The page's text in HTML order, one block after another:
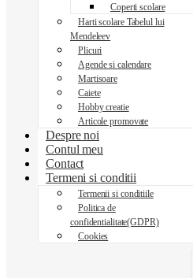
Coperti scolare
Harti scolare Tabelul lui
Mendeleev
Plicuri
Agende si calendare
Martisoare
Caiete
Hobby creatie
Articole promovate
Despre noi
Contul meu
Contact
Termeni si conditii
Termenii si conditiile
Politica de
confidentialitate(GDPR)
Cookies